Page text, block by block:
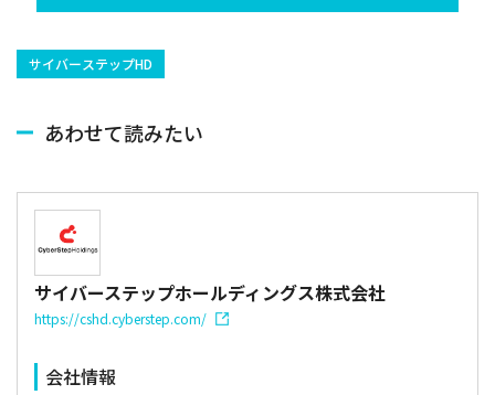
サイバーステップHD
あわせて読みたい
サイバーステップホールディングス株式会社
https://cshd.cyberstep.com/
会社情報